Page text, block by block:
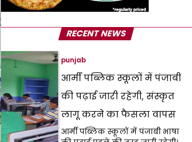
RECENT NEWS
punjab
आर्मी पब्लिक स्कूलों में पंजाबी
की पढ़ाई जारी रहेगी, संस्कृत
लागू करने का फैसला वापस
आर्मी पब्लिक स्कूलों में पंजाबी भाषा